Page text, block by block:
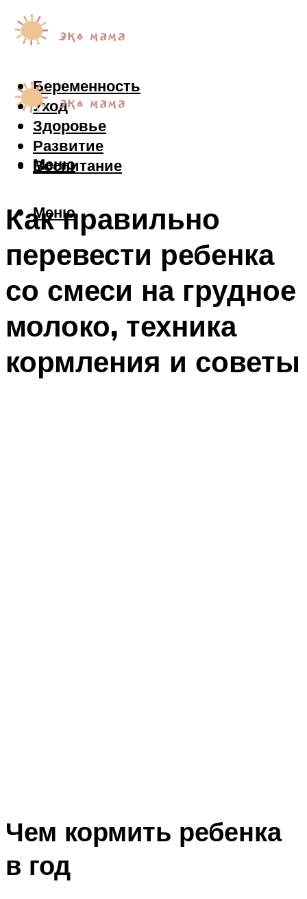
Беременность
Уход
Здоровье
Развитие
Воспитание
Меню
Меню
Как правильно
перевести ребенка
со смеси на грудное
молоко, техника
кормления и советы
Чем кормить ребенка
в год